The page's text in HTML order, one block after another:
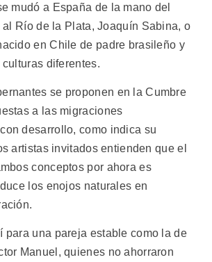
mudó a España de la mano del
Río de la Plata, Joaquín Sabina, o
en Chile de padre brasileño y
diferentes.
se proponen en la Cumbre
a las migraciones
desarrollo, como indica su
artistas invitados entienden que el
conceptos por ahora es
los enojos naturales en
para una pareja estable como la de
Manuel, quienes no ahorraron